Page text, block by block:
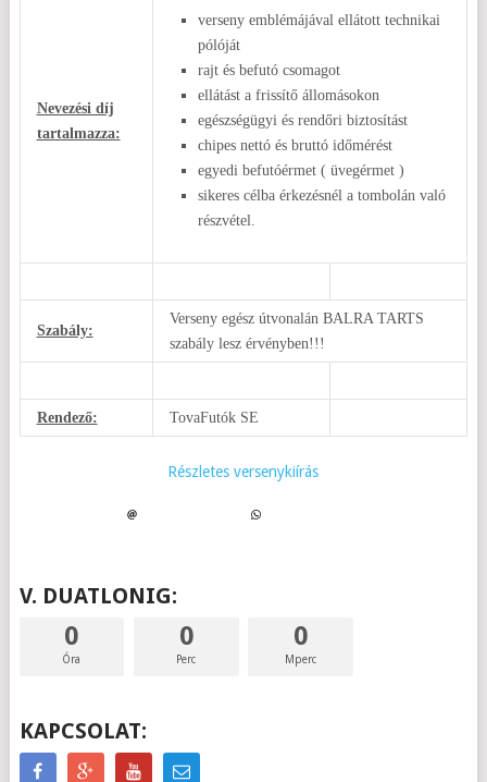
Nevezési díj
tartalmazza:
verseny emblémájával ellátott technikai
pólóját
rajt és befutó csomagot
ellátást a frissítő állomásokon
egészségügyi és rendőri biztosítást
chipes nettó és bruttó időmérést
egyedi befutóérmet ( üvegérmet )
sikeres célba érkezésnél a tombolán való
részvétel.
Szabály:
Verseny egész útvonalán BALRA TARTS
szabály lesz érvényben!!!
Rendező: TovaFutók SE
Részletes versenykiírás
V. DUATLONIG:
0
Óra
0
Perc
0
Mperc
KAPCSOLAT: